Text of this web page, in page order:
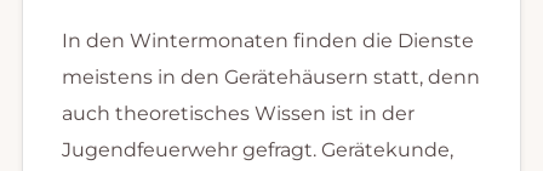
In den Wintermonaten finden die Dienste
meistens in den Gerätehäusern statt, denn
auch theoretisches Wissen ist in der
Jugendfeuerwehr gefragt. Gerätekunde,